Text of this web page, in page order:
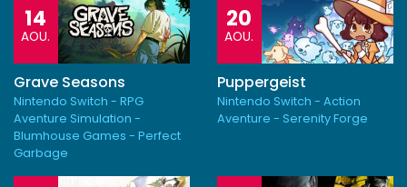
14
AOU.
Grave Seasons
Nintendo Switch - RPG
Aventure Simulation -
Blumhouse Games - Perfect
Garbage
20
AOU.
Puppergeist
Nintendo Switch - Action
Aventure - Serenity Forge